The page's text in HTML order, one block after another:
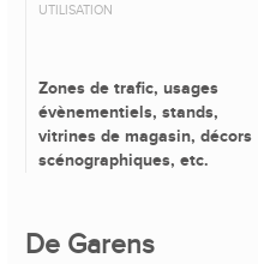
UTILISATION
Zones de trafic, usages
évènementiels, stands,
vitrines de magasin, décors
scénographiques, etc.
De Garens